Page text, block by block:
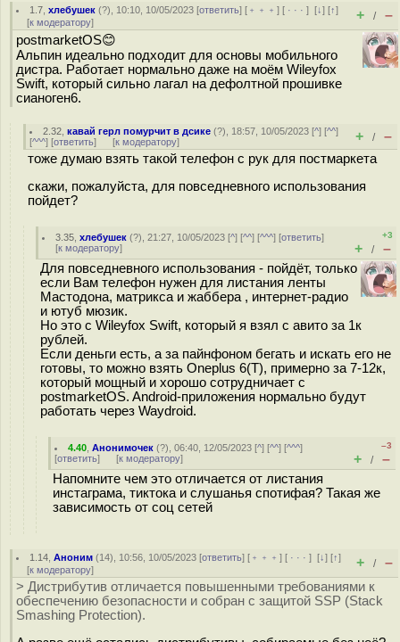
1.7 ,хлебушек (?), 10:10, 10/05/2023 [ответить] [ ﹢﹢﹢] [ · · ·][↓] [↑]
[к модератору] + / –
postmarketOS😊
Альпин идеально подходит для основы мобильного
дистра. Работает нормально даже на моём Wileyfox
Swift, который сильно лагал на дефолтной прошивке
сианоген6.
2.32 ,кавай герл помурчит в дсике (?), 18:57, 10/05/2023 [^] [^^]
[^^^] [ответить] [к модератору] + / –
тоже думаю взять такой телефон с рук для постмаркета
скажи, пожалуйста, для повседневного использования
пойдет?
3.35 ,хлебушек (?), 21:27, 10/05/2023 [^] [^^] [^^^] [ответить]
[к модератору]
+3
+ / –
Для повседневного использования - пойдёт, только
если Вам телефон нужен для листания ленты
Мастодона, матрикса и жаббера , интернет-радио
и ютуб мюзик.
Но это с Wileyfox Swift, который я взял с авито за 1к
рублей.
Если деньги есть, а за пайнфоном бегать и искать его не
готовы, то можно взять Oneplus 6(T), примерно за 7-12к,
который мощный и хорошо сотрудничает с
postmarketOS. Android-приложения нормально будут
работать через Waydroid.
4.40 ,Анонимочек (?), 06:40, 12/05/2023 [^] [^^] [^^^]
[ответить] [к модератору]
–3
+ / –
Напомните чем это отличается от листания
инстаграма, тиктока и слушанья спотифая? Такая же
зависимость от соц сетей
1.14 ,Аноним (14), 10:56, 10/05/2023 [ответить] [ ﹢﹢﹢] [ · · ·][↓] [↑]
[к модератору] + / –
> Дистрибутив отличается повышенными требованиями к
обеспечению безопасности и собран с защитой SSP (Stack
Smashing Protection).